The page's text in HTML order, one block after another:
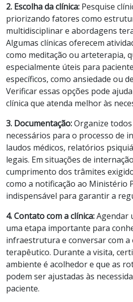
2. Escolha da clínica: Pesquise
priorizando fatores como
multidisciplinar e abordagens
Algumas clínicas oferecem
como meditação ou arteterapia,
especialmente úteis para
específicos, como ansiedade ou
Verificar essas opções pode
clínica que atenda melhor às
3. Documentação:Organize
necessários para o processo de
laudos médicos, relatórios
legais. Em situações de
cumprimento dos trâmites
como a notificação ao Ministério
indispensável para garantir a
4. Contato com a clínica:Agendar
uma etapa importante para
infraestrutura e conversar com
terapêutico. Durante a visita,
ambiente é acolhedor e que as
podem ser ajustadas às
paciente.